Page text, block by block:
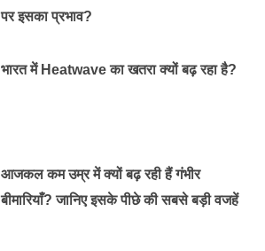
पर इसका प्रभाव?
भारत में Heatwave का खतरा क्यों बढ़ रहा है?
आजकल कम उम्र में क्यों बढ़ रही हैं गंभीर
बीमारियाँ? जानिए इसके पीछे की सबसे बड़ी वजहें